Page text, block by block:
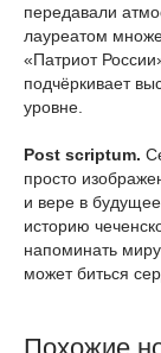
передавали
лауреатом
«Патриот
подчёркивает
уровне.
Post scriptum.
просто
и вере в
историю
напоминать
может биться